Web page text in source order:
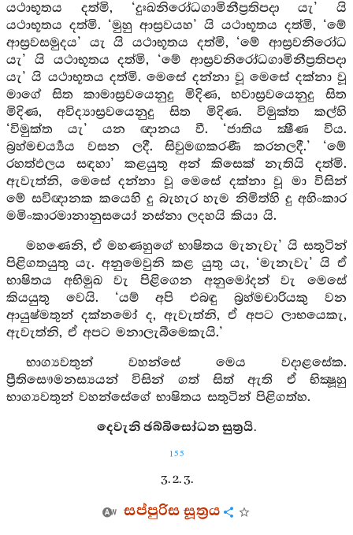
යථාභූතය දත්මි, ‘දුඃඛනිරෝධගාමිනීප්‍රතිපදා යැ’ යි
යථාභූතය දත්මි. ‘මුහු ආස්‍රවයහ’ යි යථාභූතය දත්මි, ‘මේ
ආස්‍රවසමුදය’ යැ යි යථාභූතය දත්මි, ‘මේ ආස්‍රවනිරෝධ
යැ’ යි යථාභූතය දත්මි, ‘මේ ආස්‍රවනිරෝධගාමිනීප්‍රතිපදා
යැ’ යි යථාභූතය දත්මි. මෙසේ දන්නා වූ මෙසේ දක්නා වූ
මාගේ සිත කාමාස්‍රවයෙනුදු මිදිණ, භවාස්‍රවයෙනුදු සිත
මිදිණ, අවිද්‍යාස්‍රවයෙනුදු සිත මිදිණ. විමුක්ත කල්හි
‘විමුක්ත යැ’ යන ඥානය වී. ‘ජාතිය ක්‍ෂීණ විය.
බ්‍රහ්මචර්‍ය්‍යය වසන ලදී. සිවුමඟකරණී කරනලදී.’ ‘මේ
රහත්ඵලය සඳහා’ කළයුතු අන් කිසෙක් නැතියි දත්මි.
ඇවැත්නි, මෙසේ දන්නා වූ මෙසේ දක්නා වූ මා විසින්
මේ සවිඥානක කයෙහි දු බැහැර හැම නිමිත්හි දු අහිංකාර
මමිංකාරමානානුසයෝ නස්නා ලදහයි කියා යි.
මහණෙනි, ඒ මහණහුගේ භාෂිතය මැනැවැ’ යි සතුටින්
පිළිගතයුතු යැ. අනුමෙවුනි කළ යුතු යැ, ‘මැනැවැ’ යි ඒ
භාෂිතය අභිමුඛ වැ පිළිගෙන අනුමෝදන් වැ මෙසේ
කියයුතු වෙයි. ‘යම් අපි එබඳු බ්‍රහ්මචාරියකු වන
ආයුෂ්මතුන් දක්නමෝ ද, ඇවැත්නි, ඒ අපට ලාභයෙකැ,
ඇවැත්නි, ඒ අපට මනාලැබීමෙකැයි.’
භාග්‍යවතුන් වහන්සේ මෙය වදාළසේක.
ප්‍රීතිසෞමනස්‍යයන් විසින් ගත් සිත් ඇති ඒ භික්‍ෂූහු
භාග්‍යවතුන් වහන්සේගේ භාෂිතය සතුටින් පිළිගත්හ.
දෙවැනි ඡබ්බිසෝධන සුත්‍රයි.
155
3. 2. 3.
සප්පුරිස සූත්‍රය